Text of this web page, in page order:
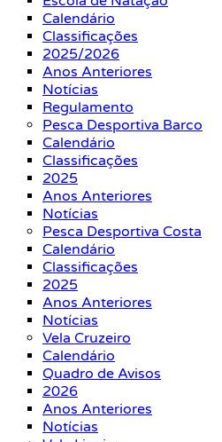
Calendário
Classificações
2025/2026
Anos Anteriores
Notícias
Regulamento
Pesca Desportiva Barco
Calendário
Classificações
2025
Anos Anteriores
Notícias
Pesca Desportiva Costa
Calendário
Classificações
2025
Anos Anteriores
Notícias
Vela Cruzeiro
Calendário
Quadro de Avisos
2026
Anos Anteriores
Notícias